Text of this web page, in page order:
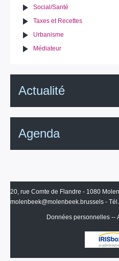
Social/Santé
Taxes et Recettes
Urbanisme
Médiateur
Actualité
Agenda
20, rue Comte de Flandre - 1080
molenbeek@molenbeek.brussels -
Données personnelles --